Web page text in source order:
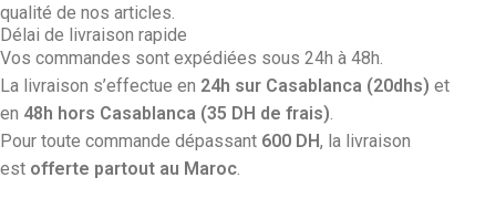
qualité de nos articles.
Délai de livraison rapide
Vos commandes sont expédiées sous 24h à 48h.
La livraison s’effectue en 24h sur Casablanca (20dhs) et
en 48h hors Casablanca (35 DH de frais)
Pour toute commande dépassant 600 DH, la livraison
est offerte partout au Maroc